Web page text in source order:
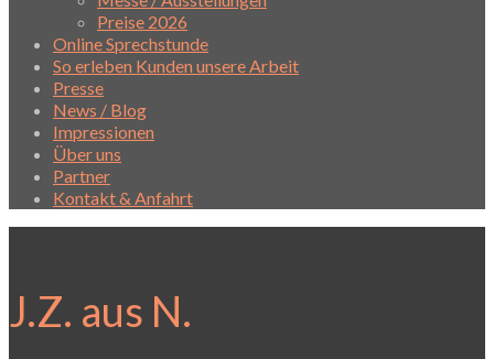
Preise 2026
Online Sprechstunde
So erleben Kunden unsere Arbeit
Presse
News / Blog
Impressionen
Über uns
Partner
Kontakt & Anfahrt
J.Z. aus N.